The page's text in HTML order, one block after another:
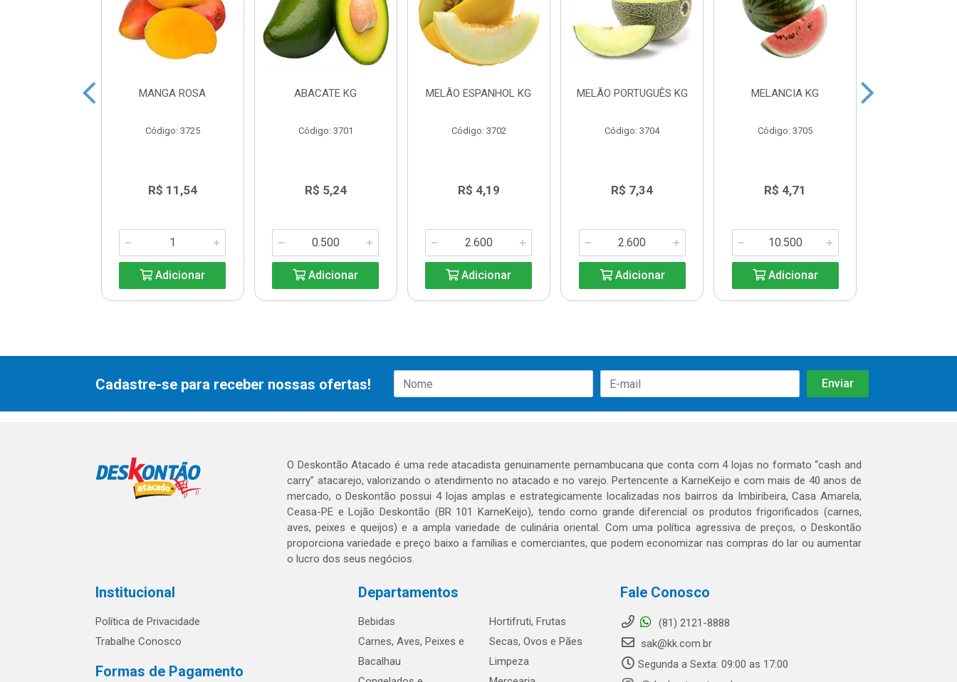
MANGA ROSA
Código: 3725
R$ 11,54
Adicionar
ABACATE KG
Código: 3701
R$ 5,24
Adicionar
MELÃO ESPANHOL KG
Código: 3702
R$ 4,19
Adicionar
MELÃO PORTUGUÊS KG
Código: 3704
R$ 7,34
Adicionar
MELANCIA KG
Código: 3705
R$ 4,71
Adicionar
Cadastre-se para receber nossas ofertas!
O Deskontão Atacado é uma rede atacadista genuinamente pernambucana que conta com 4 lojas no formato “cash and
carry” atacarejo, valorizando o atendimento no atacado e no varejo. Pertencente a KarneKeijo e com mais de 40 anos de
mercado, o Deskontão possui 4 lojas amplas e estrategicamente localizadas nos bairros da Imbiribeira, Casa Amarela,
Ceasa-PE e Lojão Deskontão (BR 101 KarneKeijo), tendo como grande diferencial os produtos frigorificados (carnes,
aves, peixes e queijos) e a ampla variedade de culinária oriental. Com uma política agressiva de preços, o Deskontão
proporciona variedade e preço baixo a famílias e comerciantes, que podem economizar nas compras do lar ou aumentar
o lucro dos seus negócios.
Institucional
Política de Privacidade
Trabalhe Conosco
Formas de Pagamento
Departamentos
Bebidas
Carnes, Aves, Peixes e
Bacalhau
Hortifruti, Frutas
Secas, Ovos e Pães
Limpeza
Fale Conosco
(81) 2121-8888
sak@kk.com.br
Segunda a Sexta: 09:00 as 17:00